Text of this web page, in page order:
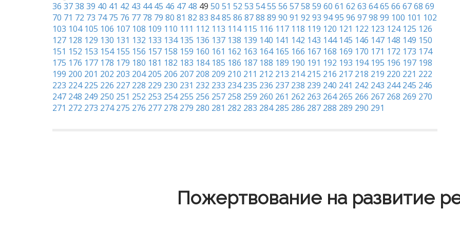
36 3738 39 40 41 42 43 44 45 46 47 48 49 50 51 52 53 5455 56 5758 59 60 61 62 63 6465 66 6768 69
70 71 72 73 74 75 76 77 78 79 80 81 82 83 8485 86 8788 89 90 91 92 93 9495 96 9798 99 100 101 102
103 104 105 106 107 108 109 110 111 112 113 114 115 116 117 118 119 120 121 122 123 124 125 126
127 128 129 130 131 132 133 134 135 136 137 138 139 140 141 142 143 144 145 146 147 148 149 150
151 152 153 154 155 156 157 158 159 160 161 162 163 164 165 166 167 168 169 170 171 172 173 174
175 176 177 178 179 180 181 182 183 184 185 186 187 188 189 190 191 192 193 194 195 196 197 198
199 200 201 202 203 204 205 206 207 208 209 210 211 212 213 214 215 216 217 218 219 220 221 222
223 224 225 226 227 228 229 230 231 232 233 234 235 236 237 238 239 240 241 242 243 244 245 246
247 248 249 250 251 252 253 254 255 256 257 258 259 260 261 262 263 264 265 266 267 268 269 270
271 272 273 274 275 276 277 278 279 280 281 282 283 284 285 286 287 288 289 290 291
Пожертвование на развитие